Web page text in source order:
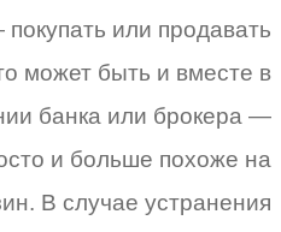
или продавать
может быть и вместе в
банка или брокера —
и больше похоже на
В случае устранения